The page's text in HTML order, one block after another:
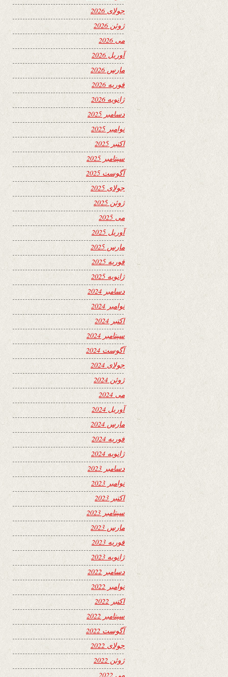
جولای 2026
ژوئن 2026
می 2026
آوریل 2026
مارس 2026
فوریه 2026
ژانویه 2026
دسامبر 2025
نوامبر 2025
اکتبر 2025
سپتامبر 2025
آگوست 2025
جولای 2025
ژوئن 2025
می 2025
آوریل 2025
مارس 2025
فوریه 2025
ژانویه 2025
دسامبر 2024
نوامبر 2024
اکتبر 2024
سپتامبر 2024
آگوست 2024
جولای 2024
ژوئن 2024
می 2024
آوریل 2024
مارس 2024
فوریه 2024
ژانویه 2024
دسامبر 2023
نوامبر 2023
اکتبر 2023
سپتامبر 2023
مارس 2023
فوریه 2023
ژانویه 2023
دسامبر 2022
نوامبر 2022
اکتبر 2022
سپتامبر 2022
آگوست 2022
جولای 2022
ژوئن 2022
می 2022